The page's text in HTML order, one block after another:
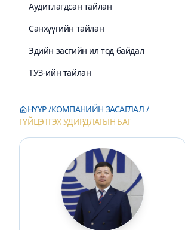
Аудитлагдсан тайлан
Санхүүгийн тайлан
Эдийн засгийн ил тод байдал
ТУЗ-ийн тайлан
НҮҮР КОМПАНИЙН ЗАСАГЛАЛ
ГҮЙЦЭТГЭХ УДИРДЛАГЫН БАГ